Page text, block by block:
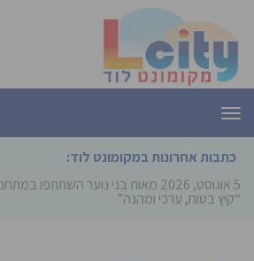
תפריט
כתבות אחרונות במקומונט לוד:
5 אוגוסט, 2026
מאות בני נוער השתתפו
“קיץ בטוח, ערכי ומהנה”